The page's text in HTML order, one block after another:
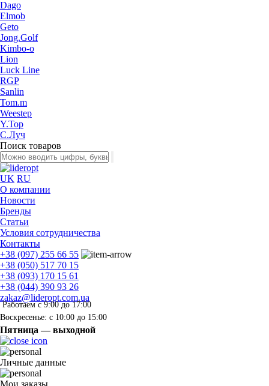
Dago
Elmob
Geto
Jong.Golf
Kimbo-o
Lion
Luck Line
RGP
Sanlin
Tom.m
Weestep
Y.Top
С.Луч
Поиск товаров
UK RU
О компании
Новости
Бренды
Статьи
Условия сотрудничества
Контакты
+38 (097) 255 66 55
+38 (050) 517 70 15
+38 (093) 170 15 61
+38 (044) 390 93 26
zakaz@lideropt.com.ua
Работаем с 9:00 до 17:00
Воскресенье: с 10:00 до 15:00
Пятница — выходной
Личные данные
Мои заказы